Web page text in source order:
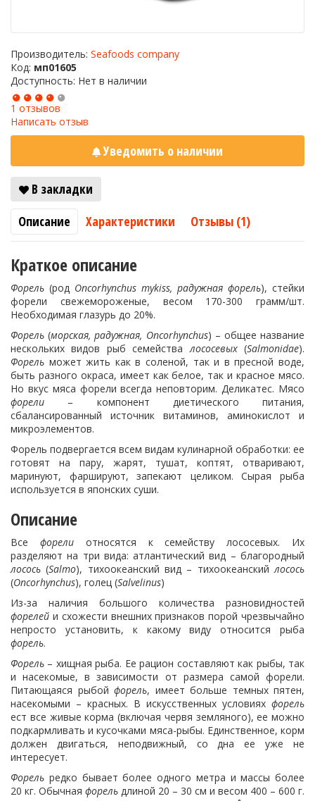
Производитель: Seafoods company
Код: мп01605
Доступность: Нет в наличии
1 отзывов
Написать отзыв
Уведомить о наличии
В закладки
Описание
Характеристики Отзывы (1)
Краткое описание
Форель (род Oncorhynchus mykiss, радужная форель), стейки
форели свежемороженые, весом 170-300 грамм/шт.
Необходимая глазурь до 20%.
Форель (морская, радужная, Oncorhynchus) – общее название
нескольких видов рыб семействалососевых(Salmonidae).
Форель может жить как в соленой, так и в пресной воде,
быть разного окраса, имеет как белое, так и красное мясо.
Но вкус мяса форели всегда неповторим. Деликатес. Мясо
форели – компонент диетического питания,
сбалансированный источник витаминов, аминокислот и
микроэлементов.
Форель подвергается всем видам кулинарной обработки: ее
готовят на пару, жарят, тушат, коптят, отваривают,
маринуют, фаршируют, запекают целиком. Сырая рыба
используется в японских суши.
Описание
Все форелиотносятся к семейству лососевых. Их
разделяют на три вида: атлантический вид – благородный
лосось (Salmo), тихоокеанский вид – тихоокеанскийлосось
(Oncorhynchus), голец (Salvelinus)
Из-за наличия большого количества разновидностей
форелей и схожести внешних признаков порой чрезвычайно
непросто установить, к какому виду относится рыба
форель.
Форель – хищная рыба. Ее рацион составляют как рыбы, так
и насекомые, в зависимости от размера самой форели.
Питающаяся рыбой форель, имеет больше темных пятен,
насекомыми – красных. В искусственных условиях форель
ест все живые корма (включая червя земляного), ее можно
подкармливать и кусочками мяса-рыбы. Единственное, корм
должен двигаться, неподвижный, со дна ее уже не
интересует.
Форель редко бывает более одного метра и массы более
20 кг. Обычная форель длиной 20 – 30 см и весом 400 – 600 г.